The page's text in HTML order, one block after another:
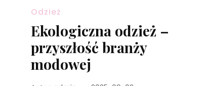
Odzież
Ekologiczna odzież –
przyszłość branży
modowej